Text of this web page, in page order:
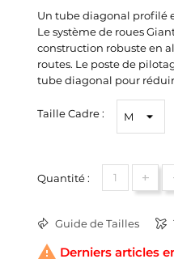
Un tube diagonal profilé
Le système de roues
construction robuste en
routes. Le poste de
tube diagonal pour
Taille Cadre :
Quantité : +
Guide de Tailles
 Derniers articles